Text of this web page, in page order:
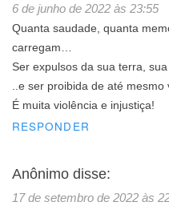
6 de junho de 2022 às 23:55
Quanta saudade, quanta
carregam…
Ser expulsos da sua terra,
..e ser proibida de até mesmo
É muita violência e injustiça!
RESPONDER
Anônimo disse:
17 de setembro de 2022 às